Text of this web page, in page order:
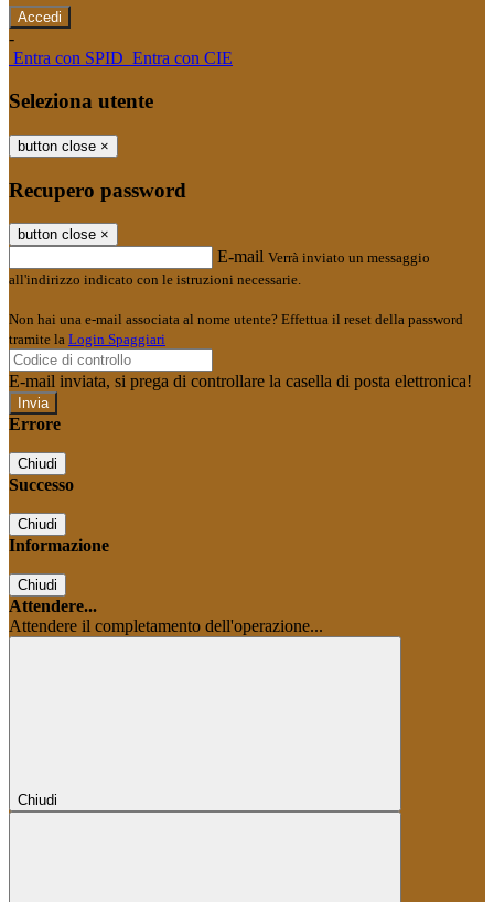
-
Entra con SPID Entra con CIE
Seleziona utente
button close ×
Recupero password
button close ×
E-mail Verrà inviato un messaggio
all'indirizzo indicato con le istruzioni necessarie.
Non hai una e-mail associata al nome utente? Effettua il reset della password
tramite la Login Spaggiari
E-mail inviata, si prega di controllare la casella di posta elettronica!
Errore
Chiudi
Successo
Chiudi
Informazione
Chiudi
Attendere...
Attendere il completamento dell'operazione...
Chiudi